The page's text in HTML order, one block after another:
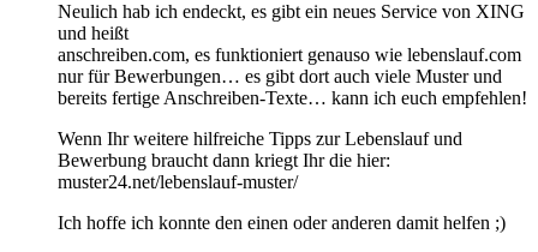
Neulich hab ich endeckt, es gibt ein neues Service von XING
und heißt
anschreiben.com, es funktioniert genauso wie lebenslauf.com
nur für Bewerbungen… es gibt dort auch viele Muster und
bereits fertige Anschreiben-Texte… kann ich euch empfehlen!
Wenn Ihr weitere hilfreiche Tipps zur Lebenslauf und
Bewerbung braucht dann kriegt Ihr die hier:
muster24.net/lebenslauf-muster/
Ich hoffe ich konnte den einen oder anderen damit helfen ;)